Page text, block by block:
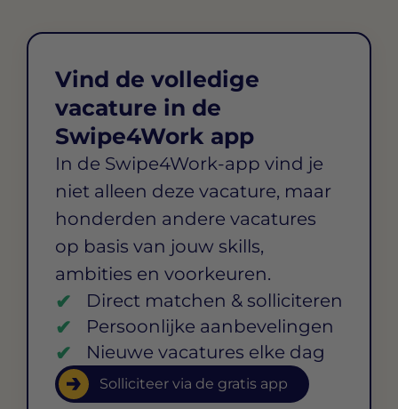
Vind de volledige
vacature in de
Swipe4Work app
In de Swipe4Work-app vind je
niet alleen deze vacature, maar
honderden andere vacatures
op basis van jouw skills,
ambities en voorkeuren.
Direct matchen & solliciteren
Persoonlijke aanbevelingen
Nieuwe vacatures elke dag
Solliciteer via de gratis app